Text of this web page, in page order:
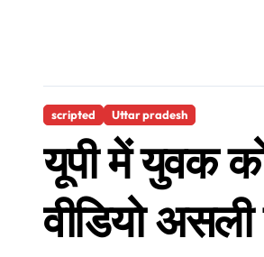
scripted Uttar pradesh
यूपी में युवक
वीडियो